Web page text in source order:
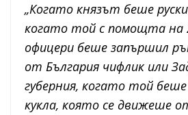
„Когато князът беше
когато той с помощта на
офицери беше запършил
от България чифлик или
губерния, когато той
кукла, която се движеше